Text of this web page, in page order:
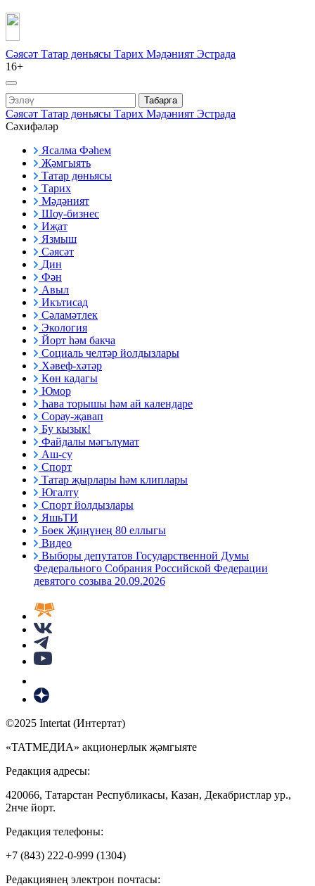
Сәясәт Татар дөньясы Тарих Мәдәният Эстрада
16+
Табарга
Сәясәт Татар дөньясы Тарих Мәдәният Эстрада
Сәхифәләр
Ясалма Фәһем
Җәмгыять
Татар дөньясы
Тарих
Мәдәният
Шоу-бизнес
Иҗат
Язмыш
Сәясәт
Дин
Фән
Авыл
Икътисад
Сәламәтлек
Экология
Йорт һәм бакча
Социаль челтәр йолдызлары
Хәвеф-хәтәр
Көн кадагы
Юмор
Һава торышы һәм ай календаре
Сорау-җавап
Бу кызык!
Файдалы мәгълүмат
Аш-су
Спорт
Татар җырлары һәм клиплары
Югалту
Спорт йолдызлары
ЯшьТИ
Бөек Җиңүнең 80 еллыгы
Видео
Выборы депутатов Государственной Думы
Федерального Собрания Российской Федерации
девятого созыва 20.09.2026
©2025 Intertat (Интертат)
«ТАТМЕДИА» акционерлык җәмгыяте
Редакция адресы:
420066, Татарстан Республикасы, Казан, Декабристлар ур.,
2нче йорт.
Редакция телефоны:
+7 (843) 222-0-999 (1304)
Редакциянең электрон почтасы: